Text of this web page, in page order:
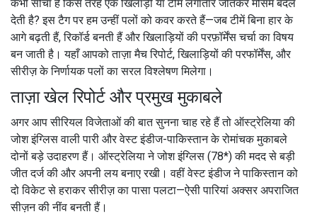
कभी सोचा है किस तरह एक खिलाड़ी या टीम लगातार जीतकर मौसम बदल
देती है? इस टैग पर हम उन्हीं पलों को कवर करते हैं—जब टीमें बिना हार के
आगे बढ़ती हैं, रिकॉर्ड बनती हैं और खिलाड़ियों की परफ़ॉर्मेंस चर्चा का विषय
बन जाती है। यहाँ आपको ताज़ा मैच रिपोर्ट, खिलाड़ियों की परफॉर्मेंस, और
सीरीज़ के निर्णायक पलों का सरल विश्लेषण मिलेगा।
ताज़ा खेल रिपोर्ट और प्रमुख मुकाबले
अगर आप सीरियल विजेताओं की बात सुनना चाह रहे हैं तो ऑस्ट्रेलिया की
जोश इंग्लिस वाली पारी और वेस्ट इंडीज-पाकिस्तान के रोमांचक मुकाबले
दोनों बड़े उदाहरण हैं। ऑस्ट्रेलिया ने जोश इंग्लिस (78*) की मदद से बड़ी
जीत दर्ज की और अपनी लय बनाए रखी। वहीं वेस्ट इंडीज ने पाकिस्तान को
दो विकेट से हराकर सीरीज़ का पासा पलटा—ऐसी पारियां अक्सर अपराजित
सीज़न की नींव बनती हैं।